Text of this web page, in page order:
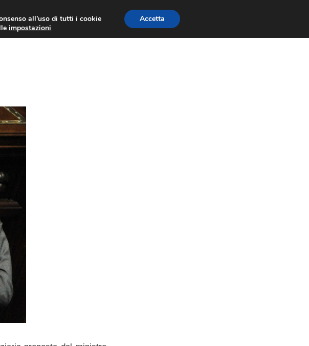
ECONOMIA EUROPEA ECONOMIA ITALIANA
all’uso di tutti i cookie
impostazioni
Accetta